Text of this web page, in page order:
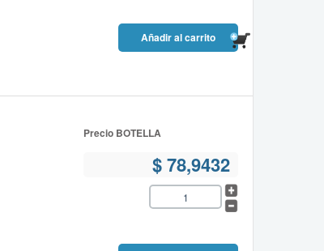
Precio BOTELLA
$ 78,9432